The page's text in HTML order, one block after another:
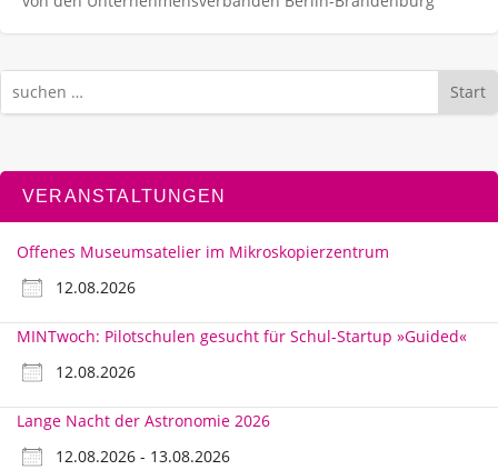
Start
VERANSTALTUNGEN
Offenes Museumsatelier im Mikroskopierzentrum
12.08.2026
MINTwoch: Pilotschulen gesucht für Schul-Startup »Guided«
12.08.2026
Lange Nacht der Astronomie 2026
12.08.2026 - 13.08.2026